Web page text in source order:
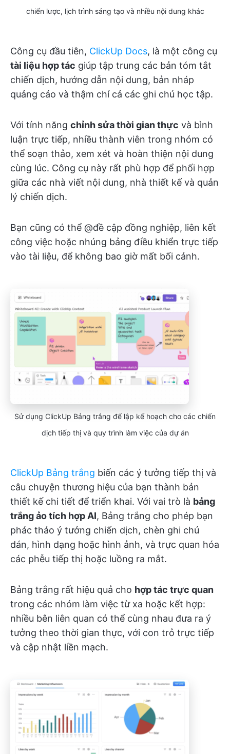
chiến lược, lịch trình sáng tạo và nhiều nội dung khác
Công cụ đầu tiên, ClickUp Docs, là một công cụ
tài liệu hợp tác giúp tập trung các bản tóm tắt
chiến dịch, hướng dẫn nội dung, bản nháp
quảng cáo và thậm chí cả các ghi chú học tập.
Với tính năng chỉnh sửa thời gian thực và bình
luận trực tiếp, nhiều thành viên trong nhóm có
thể soạn thảo, xem xét và hoàn thiện nội dung
cùng lúc. Công cụ này rất phù hợp để phối hợp
giữa các nhà viết nội dung, nhà thiết kế và quản
lý chiến dịch.
Bạn cũng có thể @đề cập đồng nghiệp, liên kết
công việc hoặc nhúng bảng điều khiển trực tiếp
vào tài liệu, để không bao giờ mất bối cảnh.
Sử dụng ClickUp Bảng trắng để lập kế hoạch cho các chiến
dịch tiếp thị và quy trình làm việc của dự án
ClickUp Bảng trắng biến các ý tưởng tiếp thị và
câu chuyện thương hiệu của bạn thành bản
thiết kế chi tiết để triển khai. Với vai trò là bảng
trắng ảo tích hợp AI, Bảng trắng cho phép bạn
phác thảo ý tưởng chiến dịch, chèn ghi chú
dán, hình dạng hoặc hình ảnh, và trực quan hóa
các phễu tiếp thị hoặc luồng ra mắt.
Bảng trắng rất hiệu quả cho hợp tác trực quan
trong các nhóm làm việc từ xa hoặc kết hợp:
nhiều bên liên quan có thể cùng nhau đưa ra ý
tưởng theo thời gian thực, với con trỏ trực tiếp
và cập nhật liền mạch.